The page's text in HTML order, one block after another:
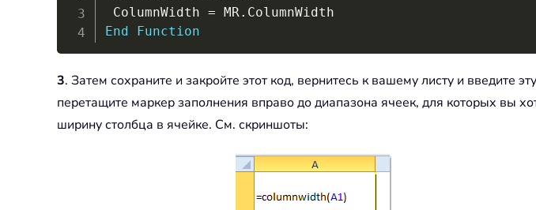
ColumnWidth = MR.
End
Function
3. Затем сохраните и закройте этот код, вернитесь к вашему листу и введите
перетащите маркер заполнения вправо до диапазона ячеек, для которых вы
ширину столбца в ячейке. См. скриншоты: